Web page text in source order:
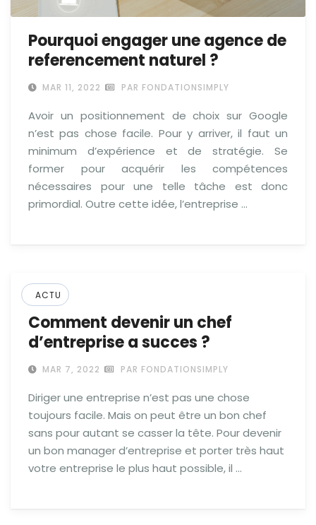
Pourquoi engager une agence de
referencement naturel ?
MAR 11, 2022 PAR FONDATIONSIMPLY
Avoir un positionnement de choix sur Google
n’est pas chose facile. Pour y arriver, il faut un
minimum d’expérience et de stratégie. Se
former pour acquérir les compétences
nécessaires pour une telle tâche est donc
primordial. Outre cette idée, l’entreprise …
ACTU
Comment devenir un chef
d’entreprise a succes ?
MAR 7, 2022 PAR FONDATIONSIMPLY
Diriger une entreprise n’est pas une chose
toujours facile. Mais on peut être un bon chef
sans pour autant se casser la tête. Pour devenir
un bon manager d’entreprise et porter très haut
votre entreprise le plus haut possible, il …